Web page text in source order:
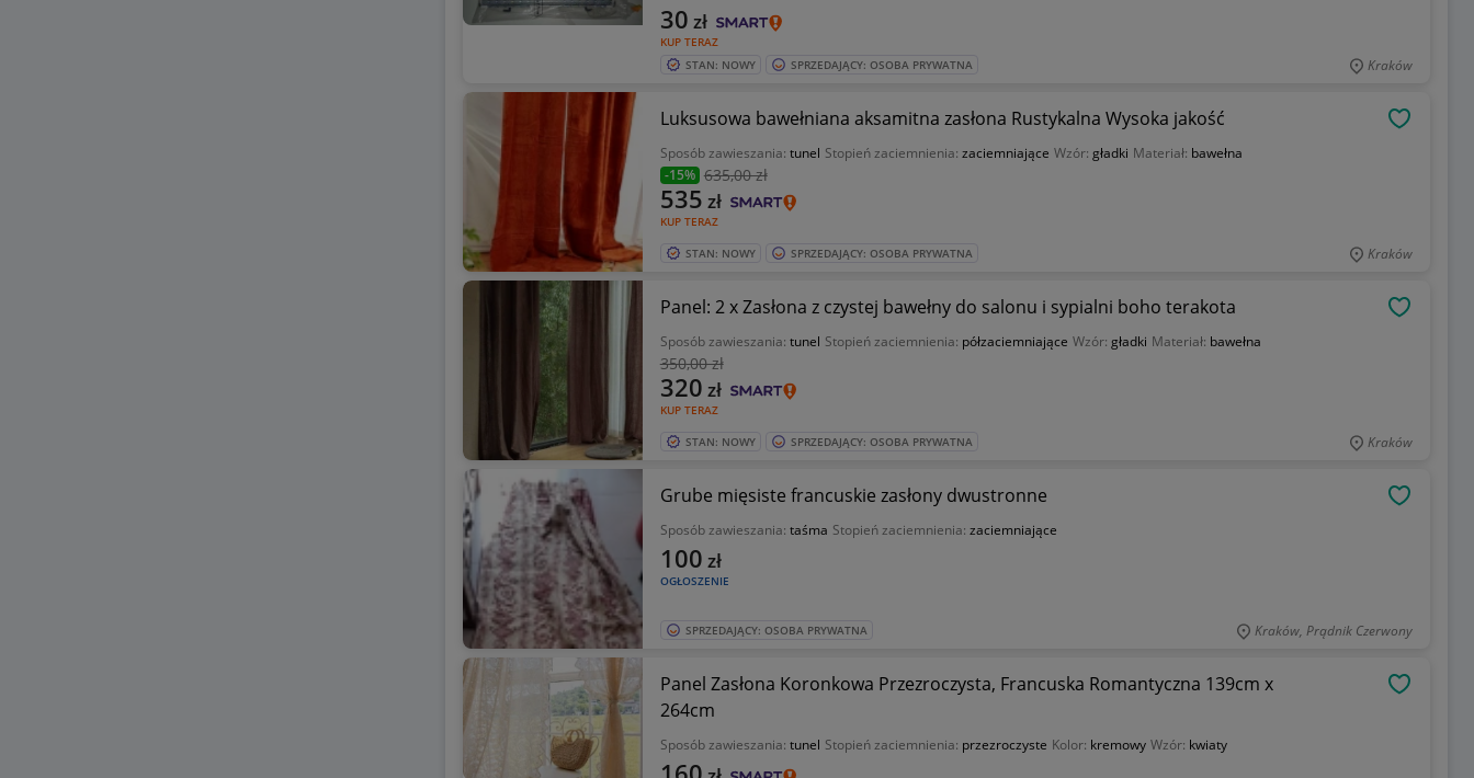
KUP TERAZ
30 zł
STAN: NOWY SPRZEDAJĄCY: OSOBA PRYWATNA Kraków
Luksusowa bawełniana aksamitna zasłona Rustykalna Wysoka jakość
Sposób zawieszania: tunel Stopień zaciemnienia: zaciemniające Wzór: gładki Materiał: bawełna
-15% 635,00 zł
KUP TERAZ
535 zł
STAN: NOWY SPRZEDAJĄCY: OSOBA PRYWATNA Kraków
Panel: 2 x Zasłona z czystej bawełny do salonu i sypialni boho terakota
Sposób zawieszania: tunel Stopień zaciemnienia: półzaciemniające Wzór: gładki Materiał: bawełna
350,00 zł
KUP TERAZ
320 zł
STAN: NOWY SPRZEDAJĄCY: OSOBA PRYWATNA Kraków
Grube mięsiste francuskie zasłony dwustronne
Sposób zawieszania: taśma Stopień zaciemnienia: zaciemniające
OGŁOSZENIE
100 zł
SPRZEDAJĄCY: OSOBA PRYWATNA Kraków, Prądnik Czerwony
Panel Zasłona Koronkowa Przezroczysta, Francuska Romantyczna 139cm x
264cm
Sposób zawieszania: tunel Stopień zaciemnienia: przezroczyste Kolor: kremowy Wzór: kwiaty